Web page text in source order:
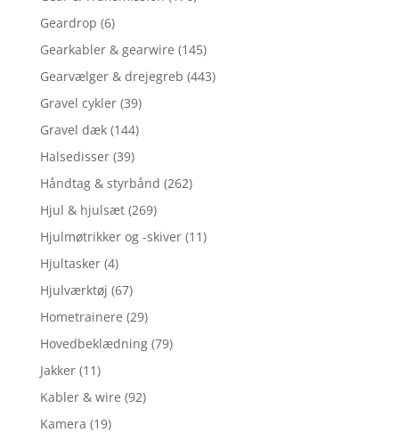
Geardrop (6)
Gearkabler & gearwire (145)
Gearvælger & drejegreb (443)
Gravel cykler (39)
Gravel dæk (144)
Halsedisser (39)
Håndtag & styrbånd (262)
Hjul & hjulsæt (269)
Hjulmøtrikker og -skiver (11)
Hjultasker (4)
Hjulværktøj (67)
Hometrainere (29)
Hovedbeklædning (79)
Jakker (11)
Kabler & wire (92)
Kamera (19)